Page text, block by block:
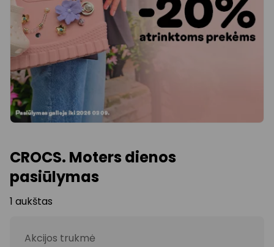
CROCS. Moters dienos
pasiūlymas
1 aukštas
Akcijos trukmė